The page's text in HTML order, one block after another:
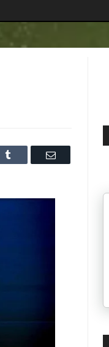
Tumblr Email